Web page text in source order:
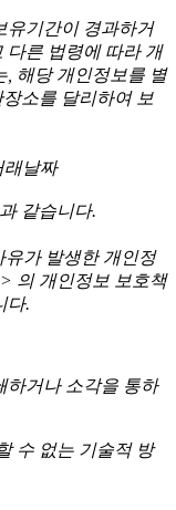
기간이 경과하거
다른 법령에 따라 개
, 해당 개인정보를 별
소를 달리하여 보
래날짜
같습니다.
가 발생한 개인정
의 개인정보 보호책
다.
하거나 소각을 통하
수 없는 기술적 방